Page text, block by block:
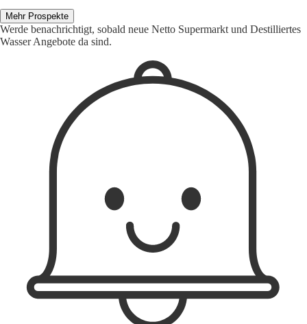
Mehr Prospekte
Werde benachrichtigt, sobald neue Netto Supermarkt und Destilliertes
Wasser Angebote da sind.